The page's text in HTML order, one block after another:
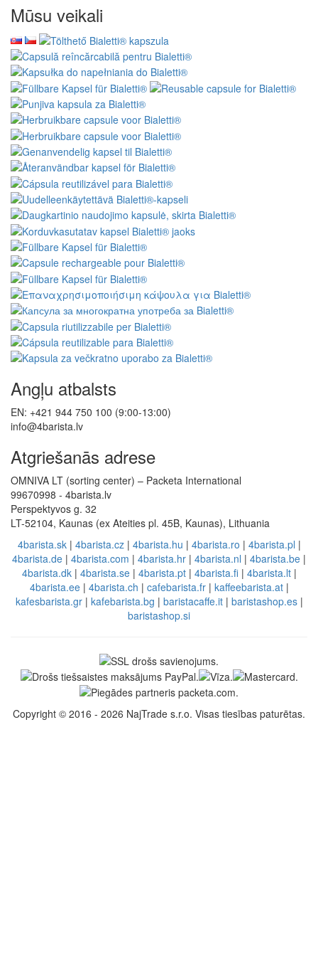
Mūsu veikali
Angļu atbalsts
EN: +421 944 750 100 (9:00-13:00)
info@4barista.lv
Atgriešanās adrese
OMNIVA LT (sorting center) – Packeta International
99670998 - 4barista.lv
Perspektyvos g. 32
LT-52104, Kaunas (ex Ateities pl. 45B, Kaunas), Lithuania
4barista.sk| 4barista.cz| 4barista.hu | 4barista.ro | 4barista.pl |
4barista.de | 4barista.com | 4barista.hr | 4barista.nl | 4barista.be |
4barista.dk| 4barista.se| 4barista.pt| 4barista.fi| 4barista.lt|
4barista.ee| 4barista.ch | cafebarista.fr| kaffeebarista.at|
kafesbarista.gr| kafebarista.bg | baristacaffe.it| baristashop.es|
baristashop.si
Copyright © 2016 - 2026 NajTrade s.r.o. Visas tiesības paturētas.